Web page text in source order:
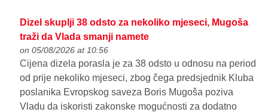
Dizel skuplji 38 odsto za nekoliko mjeseci, Mugoša
traži da Vlada smanji namete
on 05/08/2026 at 10:56
Cijena dizela porasla je za 38 odsto u odnosu na period
od prije nekoliko mjeseci, zbog čega predsjednik Kluba
poslanika Evropskog saveza Boris Mugoša poziva
Vladu da iskoristi zakonske mogućnosti za dodatno